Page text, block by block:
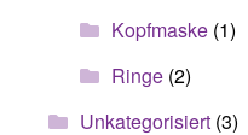
Kopfmaske(1)
Ringe(2)
Unkategorisiert(3)